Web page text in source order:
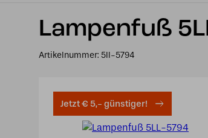
Lampenfuß
Artikelnummer: 5ll-5794
Jetzt € 5,- günstiger!